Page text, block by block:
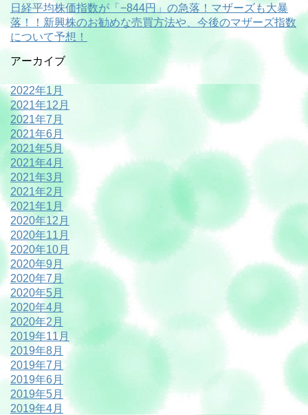
日経平均株価指数が「−844円」の急落！マザーズも大暴
落！！新興株のお勧めな売買方法や、今後のマザーズ指数
について予想！
アーカイブ
2022年1月
2021年12月
2021年7月
2021年6月
2021年5月
2021年4月
2021年3月
2021年2月
2021年1月
2020年12月
2020年11月
2020年10月
2020年9月
2020年7月
2020年5月
2020年4月
2020年2月
2019年11月
2019年8月
2019年7月
2019年6月
2019年5月
2019年4月